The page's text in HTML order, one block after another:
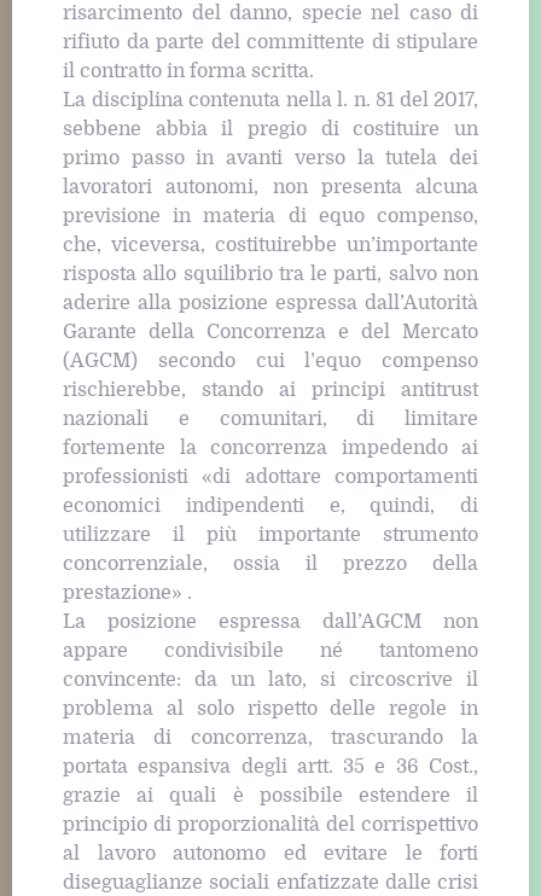
risarcimento del danno, specie nel caso di
rifiuto da parte del committente di stipulare
il contratto in forma scritta.
La disciplina contenuta nella l. n. 81 del 2017,
sebbene abbia il pregio di costituire un
primo passo in avanti verso la tutela dei
lavoratori autonomi, non presenta alcuna
previsione in materia di equo compenso,
che, viceversa, costituirebbe un’importante
risposta allo squilibrio tra le parti, salvo non
aderire alla posizione espressa dall’Autorità
Garante della Concorrenza e del Mercato
(AGCM) secondo cui l’equo compenso
rischierebbe, stando ai principi antitrust
nazionali e comunitari, di limitare
fortemente la concorrenza impedendo ai
professionisti «di adottare comportamenti
economici indipendenti e, quindi, di
utilizzare il più importante strumento
concorrenziale, ossia il prezzo della
prestazione» .
La posizione espressa dall’AGCM non
appare condivisibile né tantomeno
convincente: da un lato, si circoscrive il
problema al solo rispetto delle regole in
materia di concorrenza, trascurando la
portata espansiva degli artt. 35 e 36 Cost.,
grazie ai quali è possibile estendere il
principio di proporzionalità del corrispettivo
al lavoro autonomo ed evitare le forti
diseguaglianze sociali enfatizzate dalle crisi